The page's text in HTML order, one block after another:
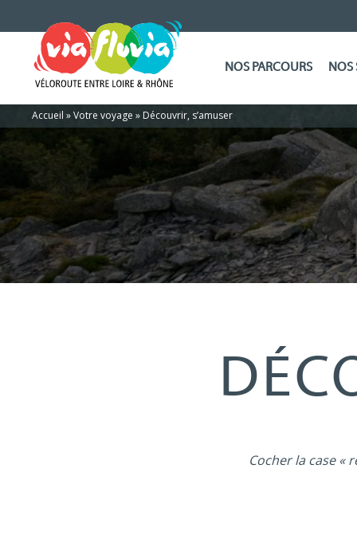
NOS PARCOURS NOS
Accueil »Votre voyage » Découvrir, s’amuser
Cocher la case «